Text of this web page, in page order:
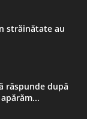
străinătate au
răspunde după